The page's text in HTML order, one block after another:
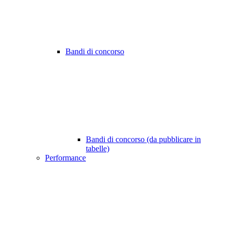
Bandi di concorso
Bandi di concorso (da pubblicare in
tabelle)
Performance